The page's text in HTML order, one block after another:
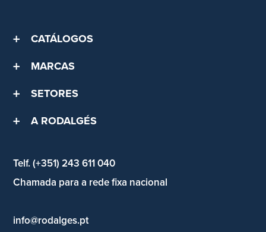
CATÁLOGOS
MARCAS
SETORES
A RODALGÉS
Telf. (+351) 243 611 040
Chamada para a rede fixa nacional
info@rodalges.pt